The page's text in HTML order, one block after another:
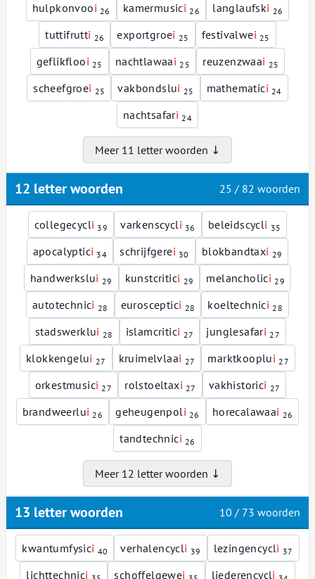
hulpkonvooi 26 kamermusici 26 langlaufski 26
tuttifrutti 26 exportgroei 25 festivalwei 25
geflikflooi 25 nachtlawaai 25 reuzenzwaai 25
scheefgroei 25 vakbondslui 25 mathematici 24
nachtsafari 24
Meer 11 letter woorden ↓
12 letter woorden 25 / 82 woorden
collegecycli 39 varkenscycli 36 beleidscycli 35
apocalyptici 34 schrijfgerei 30 blokbandtaxi 29
handwerkslui 29 kunstcritici 29 melancholici 29
autotechnici 28 eurosceptici 28 koeltechnici 28
stadswerklui 28 islamcritici 27 junglesafari 27
klokkengelui 27 kruimelvlaai 27 marktkooplui 27
orkestmusici 27 rolstoeltaxi 27 vakhistorici 27
brandweerlui 26 geheugenpoli 26 horecalawaai 26
tandtechnici 26
Meer 12 letter woorden ↓
13 letter woorden 10 / 73 woorden
kwantumfysici 40 verhalencycli 39 lezingencycli 37
lichttechnici schoffelgewei liederencycli